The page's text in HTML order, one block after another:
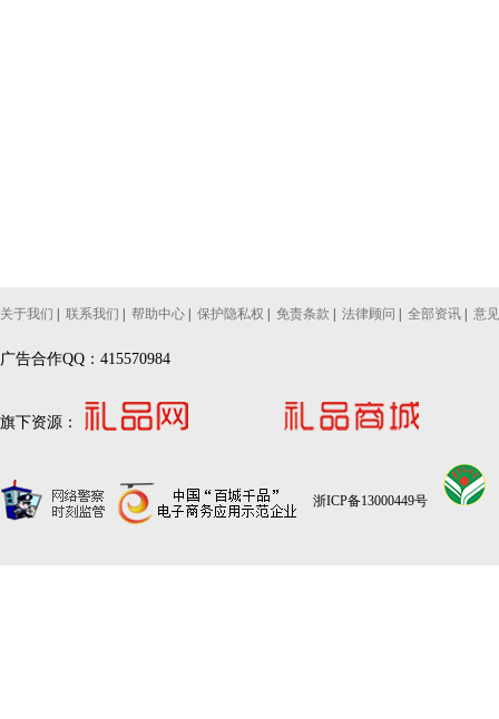
关于我们 联系我们 帮助中心 保护隐私权 免责条款 法律顾问 全部资讯 意
广告合作QQ：415570984
旗下资源：
浙ICP备13000449号